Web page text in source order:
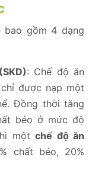
bao gồm 4 dạng
: Chế độ ăn
được nạp một
Đồng thời tăng
béo ở mức độ
mộtchế độ ăn
chất béo, 20%